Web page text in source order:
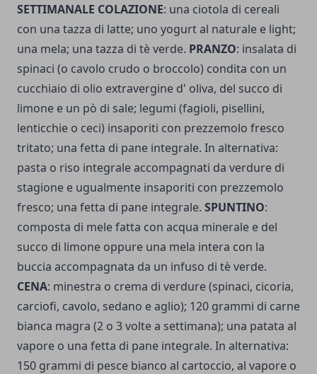
SETTIMANALE COLAZIONE: una ciotola di cereali
con una tazza di latte; uno yogurt al naturale e light;
una mela; una tazza di tè verde. PRANZO: insalata di
spinaci (o cavolo crudo o broccolo) condita con un
cucchiaio di olio extravergine d' oliva, del succo di
limone e un pò di sale; legumi (fagioli, pisellini,
lenticchie o ceci) insaporiti con prezzemolo fresco
tritato; una fetta di pane integrale. In alternativa:
pasta o riso integrale accompagnati da verdure di
stagione e ugualmente insaporiti con prezzemolo
fresco; una fetta di pane integrale. SPUNTINO:
composta di mele fatta con acqua minerale e del
succo di limone oppure una mela intera con la
buccia accompagnata da un infuso di tè verde.
CENA: minestra o crema di verdure (spinaci, cicoria,
carciofi, cavolo, sedano e aglio); 120 grammi di carne
bianca magra (2 o 3 volte a settimana); una patata al
vapore o una fetta di pane integrale. In alternativa:
150 grammi di pesce bianco al cartoccio, al vapore o